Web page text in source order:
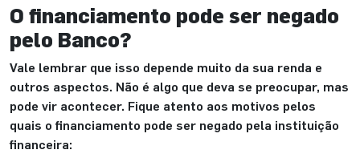
O financiamento pode ser negado
pelo Banco?
Vale lembrar que isso depende muito da sua renda e
outros aspectos. Não é algo que deva se preocupar, mas
pode vir acontecer. Fique atento aos motivos pelos
quais o financiamento pode ser negado pela instituição
financeira: